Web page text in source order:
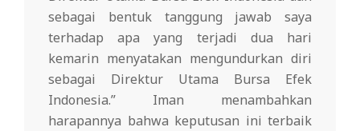
sebagai bentuk tanggung jawab saya
terhadap apa yang terjadi dua hari
kemarin menyatakan mengundurkan diri
sebagai Direktur Utama Bursa Efek
Indonesia.” Iman menambahkan
harapannya bahwa keputusan ini terbaik